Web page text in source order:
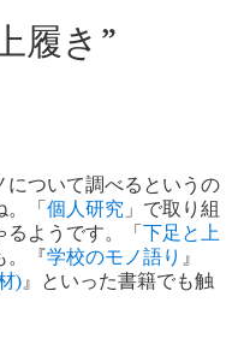
履き ”
ついて調べるというの
。「個人研究 」で取り組
るようです。「下足と上
。『学校のモノ語り 』
)』といった書籍でも触